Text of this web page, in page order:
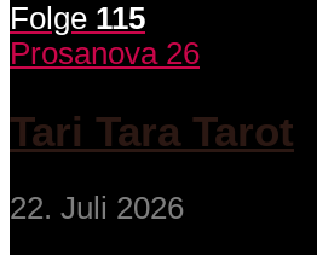
Folge 115
Prosanova 26
Tari Tara Tarot
22. Juli 2026